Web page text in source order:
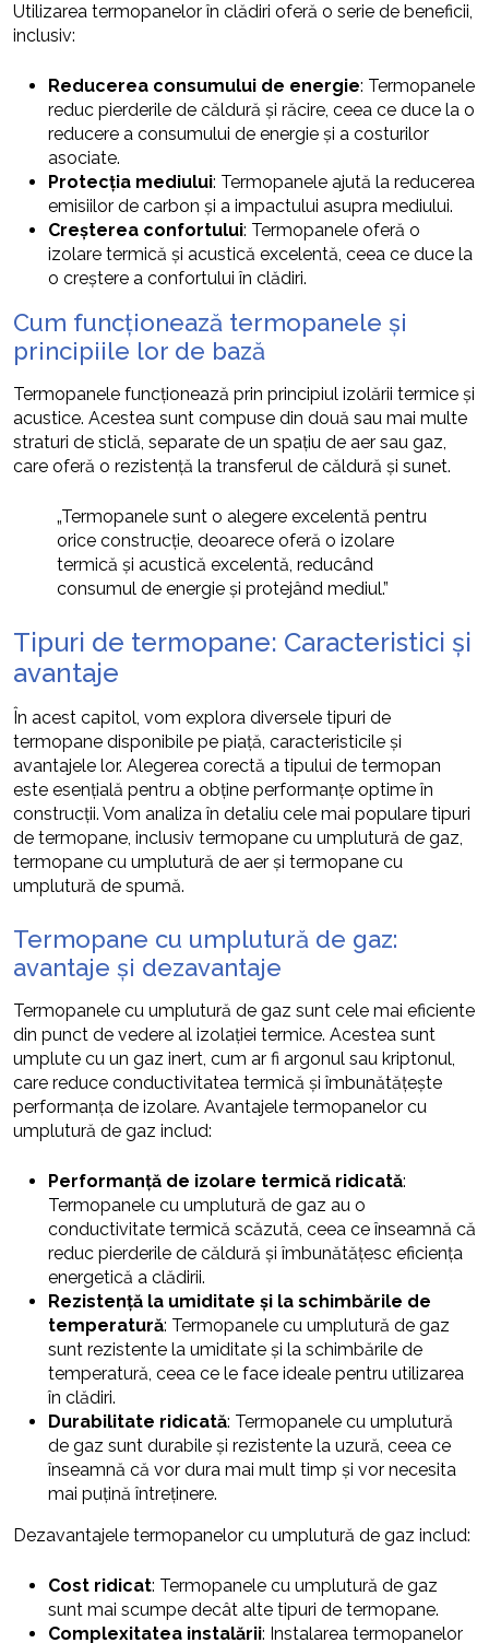
Utilizarea termopanelor în clădiri oferă o serie de beneficii,
inclusiv:
Reducerea consumului de energie: Termopanele
reduc pierderile de căldură și răcire, ceea ce duce la o
reducere a consumului de energie și a costurilor
asociate.
Protecția mediului: Termopanele ajută la reducerea
emisiilor de carbon și a impactului asupra mediului.
Creșterea confortului: Termopanele oferă o
izolare termică și acustică excelentă, ceea ce duce la
o creștere a confortului în clădiri.
Cum funcționează termopanele și
principiile lor de bază
Termopanele funcționează prin principiul izolării termice și
acustice. Acestea sunt compuse din două sau mai multe
straturi de sticlă, separate de un spațiu de aer sau gaz,
care oferă o rezistență la transferul de căldură și sunet.
„Termopanele sunt o alegere excelentă pentru
orice construcție, deoarece oferă o izolare
termică și acustică excelentă, reducând
consumul de energie și protejând mediul.”
Tipuri de termopane: Caracteristici și
avantaje
În acest capitol, vom explora diversele tipuri de
termopane disponibile pe piață, caracteristicile și
avantajele lor. Alegerea corectă a tipului de termopan
este esențială pentru a obține performanțe optime în
construcții. Vom analiza în detaliu cele mai populare tipuri
de termopane, inclusiv termopane cu umplutură de gaz,
termopane cu umplutură de aer și termopane cu
umplutură de spumă.
Termopane cu umplutură de gaz:
avantaje și dezavantaje
Termopanele cu umplutură de gaz sunt cele mai eficiente
din punct de vedere al izolației termice. Acestea sunt
umplute cu un gaz inert, cum ar fi argonul sau kriptonul,
care reduce conductivitatea termică și îmbunătățește
performanța de izolare. Avantajele termopanelor cu
umplutură de gaz includ:
Performanță de izolare termică ridicată:
Termopanele cu umplutură de gaz au o
conductivitate termică scăzută, ceea ce înseamnă că
reduc pierderile de căldură și îmbunătățesc eficiența
energetică a clădirii.
Rezistență la umiditate și la schimbările de
temperatură: Termopanele cu umplutură de gaz
sunt rezistente la umiditate și la schimbările de
temperatură, ceea ce le face ideale pentru utilizarea
în clădiri.
Durabilitate ridicată: Termopanele cu umplutură
de gaz sunt durabile și rezistente la uzură, ceea ce
înseamnă că vor dura mai mult timp și vor necesita
mai puțină întreținere.
Dezavantajele termopanelor cu umplutură de gaz includ:
Cost ridicat: Termopanele cu umplutură de gaz
sunt mai scumpe decât alte tipuri de termopane.
Complexitatea instalării: Instalarea termopanelor